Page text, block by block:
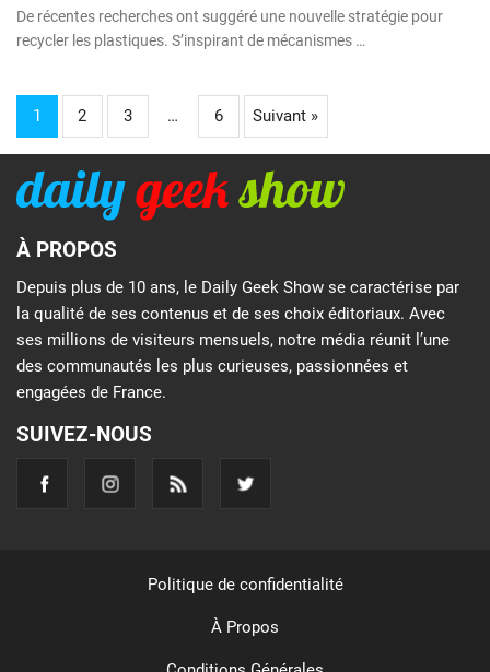
De récentes recherches ont suggéré une nouvelle stratégie pour
recycler les plastiques. S’inspirant de mécanismes …
1 2 3 … 6 Suivant »
À PROPOS
Depuis plus de 10 ans, le Daily Geek Show se caractérise par
la qualité de ses contenus et de ses choix éditoriaux. Avec
ses millions de visiteurs mensuels, notre média réunit l’une
des communautés les plus curieuses, passionnées et
engagées de France.
SUIVEZ-NOUS
Politique de confidentialité
À Propos